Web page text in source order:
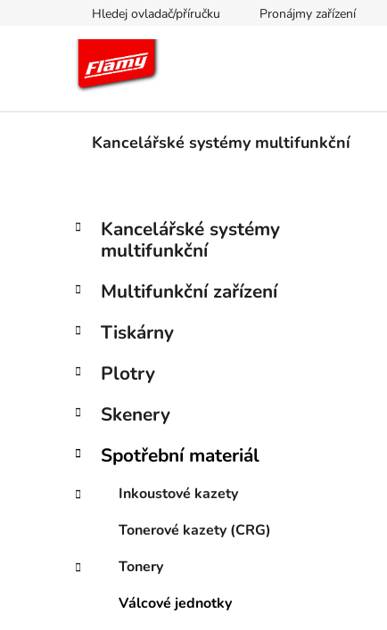
Hledej ovladač/příručku Pronájmy zařízení
Kancelářské systémy multifunkční
P
t
a
n
í
a
e
Přeskočit
kategorie
K
a
g
r
e
Kancelářské systémy
multifunkční
Multifunkční zařízení
Tiskárny
Plotry
Skenery
Spotřební materiál
Inkoustové kazety
Tonerové kazety (CRG)
Tonery
Válcové jednotky